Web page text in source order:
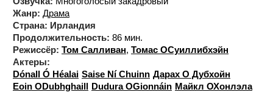
Жанр: Драма
Страна: Ирландия
Продолжительность: 86 мин.
Режиссёр: Том Салливан, Томас ОСуиллибхэйн
Актеры:
Dónall Ó Héalai Saise Ní Chuinn Дарах О Дубхойн
Eoin ODubhghaill Dudura OGionnáin Майкл ОХонлэла